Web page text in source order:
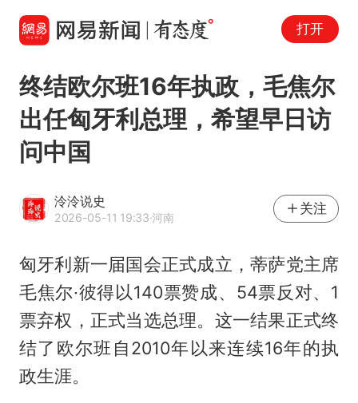
打开
终结欧尔班16年执政，毛焦尔
出任匈牙利总理，希望早日访
问中国
泠泠说史
2026-05-11 19:33·河南
关注
匈牙利新一届国会正式成立，蒂萨党主席
毛焦尔·彼得以140票赞成、54票反对、1
票弃权，正式当选总理。这一结果正式终
结了欧尔班自2010年以来连续16年的执
政生涯。